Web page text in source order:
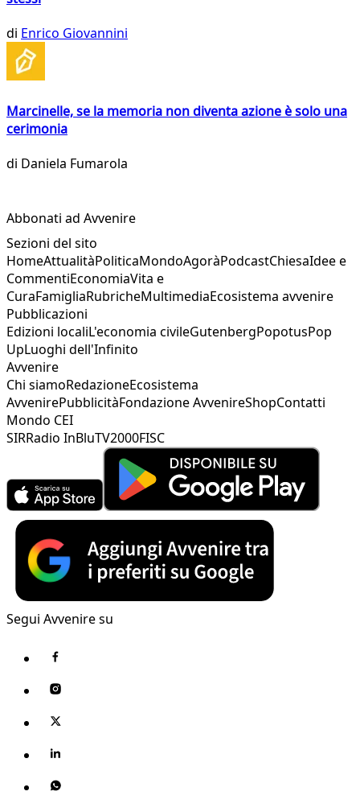
di Enrico Giovannini
Marcinelle, se la memoria non diventa azione è solo una
cerimonia
di Daniela Fumarola
Abbonati ad Avvenire
Sezioni del sito
HomeAttualitàPoliticaMondoAgoràPodcastChiesaIdee e
CommentiEconomiaVita e
CuraFamigliaRubricheMultimediaEcosistema avvenire
Pubblicazioni
Edizioni localiL'economia civileGutenbergPopotusPop
UpLuoghi dell'Infinito
Avvenire
Chi siamoRedazioneEcosistema
AvvenirePubblicitàFondazione AvvenireShopContatti
Mondo CEI
SIRRadio InBluTV2000FISC
Segui Avvenire su